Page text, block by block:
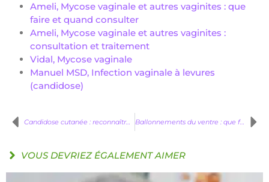
Ameli, Mycose vaginale et autres vaginites : que
faire et quand consulter
Ameli, Mycose vaginale et autres vaginites :
consultation et traitement
Vidal, Mycose vaginale
Manuel MSD, Infection vaginale à levures
(candidose)
Candidose cutanée : reconnaître les symptômes et la différencier des autres mycoses Ballonnements du ventre : que faire ?
VOUS DEVRIEZ ÉGALEMENT AIMER